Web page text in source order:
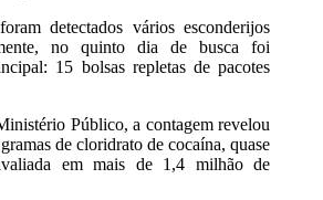
detectados vários esconderijos
no quinto dia de busca foi
15 bolsas repletas de pacotes
Público, a contagem revelou
de cloridrato de cocaína, quase
em mais de 1,4 milhão de